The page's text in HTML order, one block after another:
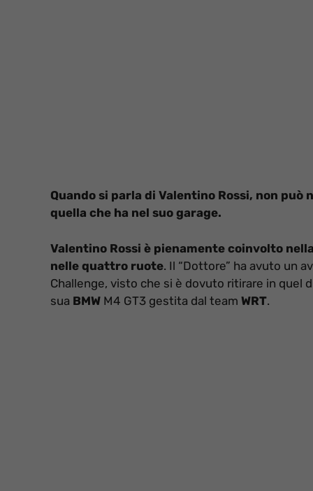
Quando si parla di Valentino Rossi, non
quella che ha nel suo garage.
Valentino Rossi è pienamente coinvolto
nelle quattro ruote. Il “Dottore” ha avuto un
Challenge, visto che si è dovuto ritirare in quel
sua BMW M4 GT3 gestita dal team WRT.